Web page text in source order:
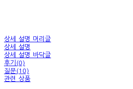
상세 설명 머리글
상세 설명
상세 설명 바닥글
후기(0)
질문(10)
관련 상품